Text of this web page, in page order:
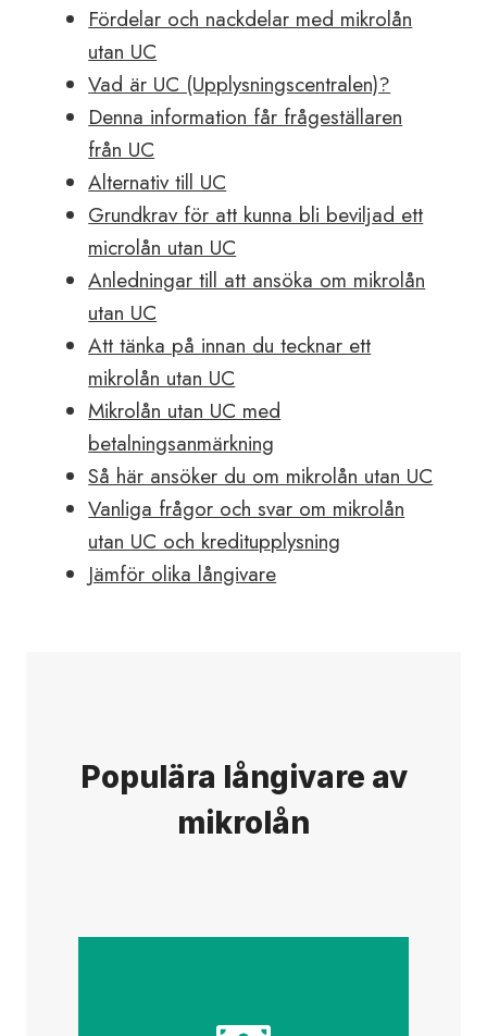
Fördelar och nackdelar med mikrolån
utan UC
Vad är UC (Upplysningscentralen)?
Denna information får frågeställaren
från UC
Alternativ till UC
Grundkrav för att kunna bli beviljad ett
microlån utan UC
Anledningar till att ansöka om mikrolån
utan UC
Att tänka på innan du tecknar ett
mikrolån utan UC
Mikrolån utan UC med
betalningsanmärkning
Så här ansöker du om mikrolån utan UC
Vanliga frågor och svar om mikrolån
utan UC och kreditupplysning
Jämför olika långivare
Populära långivare av
mikrolån